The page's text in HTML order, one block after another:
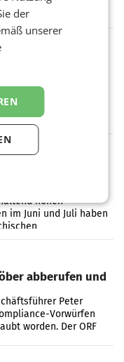
Spray auf den
„Keep Cool“ ist zu
August eine
Identität seiner
vor. Im
stehen zentrale
Flasche
hohen
im Juni und Juli haben
zu deutlichen
Während
abberufen und
Peter
Vorwürfen
worden. Der ORF
der
unserer